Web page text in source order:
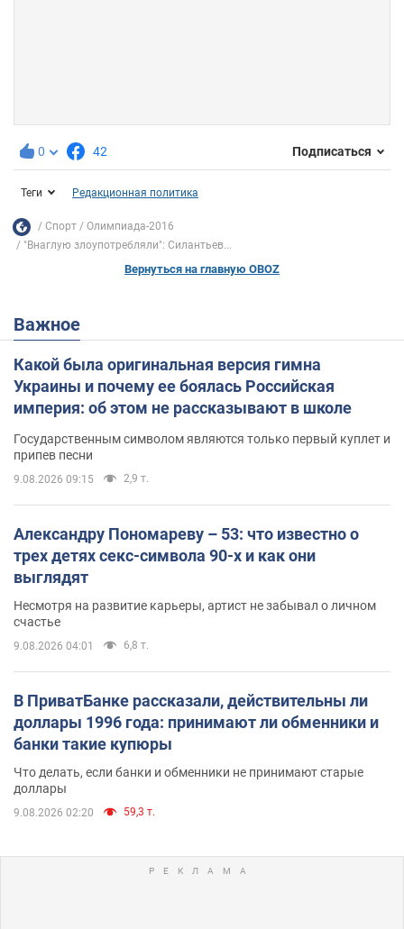
0 42 Подписаться
Теги Редакционная политика
Спорт
Олимпиада-2016
"Внаглую злоупотребляли": Силантьев...
Вернуться на главную OBOZ
Важное
Какой была оригинальная версия гимна
Украины и почему ее боялась Российская
империя: об этом не рассказывают в школе
Государственным символом являются только первый куплет и
припев песни
9.08.2026 09:15 2,9 т.
Александру Пономареву – 53: что известно о
трех детях секс-символа 90-х и как они
выглядят
Несмотря на развитие карьеры, артист не забывал о личном
счастье
9.08.2026 04:01 6,8 т.
В ПриватБанке рассказали, действительны ли
доллары 1996 года: принимают ли обменники и
банки такие купюры
Что делать, если банки и обменники не принимают старые
доллары
9.08.2026 02:20 59,3 т.